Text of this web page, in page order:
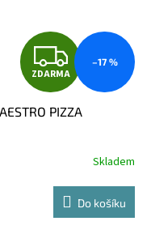
Z
D
A
M
A
ZDARMA
–17 %
PIZZA
Skladem
Do košíku